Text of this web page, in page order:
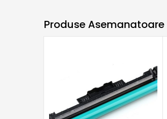
Produse Asemanatoare